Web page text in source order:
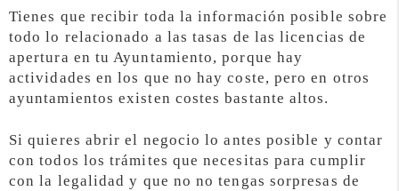
Tienes que recibir toda la información posible sobre
todo lo relacionado a las tasas de las licencias de
apertura en tu Ayuntamiento, porque hay
actividades en los que no hay coste, pero en otros
ayuntamientos existen costes bastante altos.
Si quieres abrir el negocio lo antes posible y contar
con todos los trámites que necesitas para cumplir
con la legalidad y que no no tengas sorpresas de